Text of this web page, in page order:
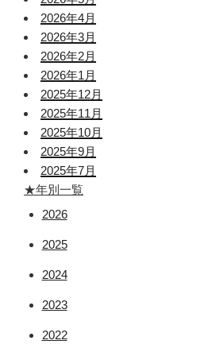
2026年4月
2026年3月
2026年2月
2026年1月
2025年12月
2025年11月
2025年10月
2025年9月
2025年7月
★年別一覧
2026
2025
2024
2023
2022